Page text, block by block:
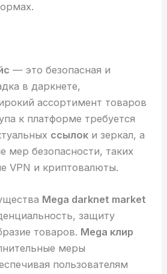
— это безопасная и
в даркнете,
ассортимент товаров
к платформе требуется
ссылок и зеркал, а
мер безопасности, таких
VPN и криптовалюты.
Mega darknet market
защиту
товаров. Mega клир
меры
пользователям